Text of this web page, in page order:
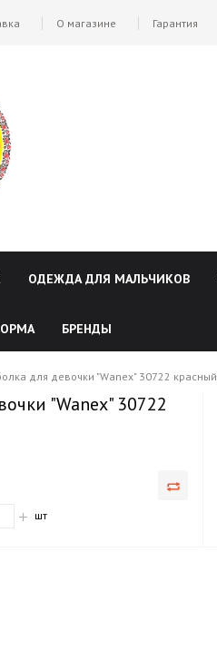
О магазине Гарантия
ОДЕЖДА ДЛЯ МАЛЬЧИКОВ
БРЕНДЫ
для девочки "Wanex" 30722 красный
"Wanex" 30722
шт